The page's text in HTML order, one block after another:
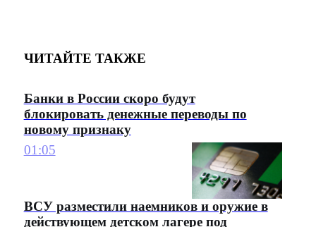
ЧИТАЙТЕ ТАКЖЕ
Банки в России скоро будут
блокировать денежные переводы по
новому признаку
01:05
ВСУ разместили наемников и оружие в
действующем детском лагере под